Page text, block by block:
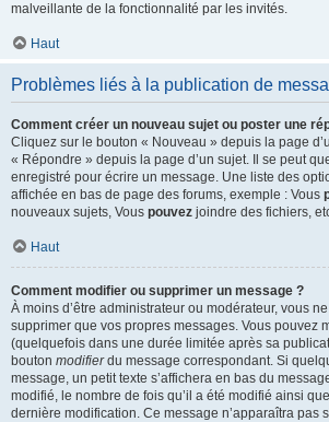
malveillante de la fonctionnalité par les invités.
Haut
Problèmes liés à la publication de
Comment créer un nouveau sujet ou poster une
Cliquez sur le bouton « Nouveau » depuis la page
« Répondre » depuis la page d’un sujet. Il se peut
enregistré pour écrire un message. Une liste des
affichée en bas de page des forums, exemple : Vous
nouveaux sujets, Vous pouvez joindre des fichiers,
Haut
Comment modifier ou supprimer un message ?
À moins d’être administrateur ou modérateur, vous
supprimer que vos propres messages. Vous pouvez
(quelquefois dans une durée limitée après sa
bouton modifierdu message correspondant. Si
message, un petit texte s’affichera en bas du
modifié, le nombre de fois qu’il a été modifié ainsi
dernière modification. Ce message n’apparaîtra pas